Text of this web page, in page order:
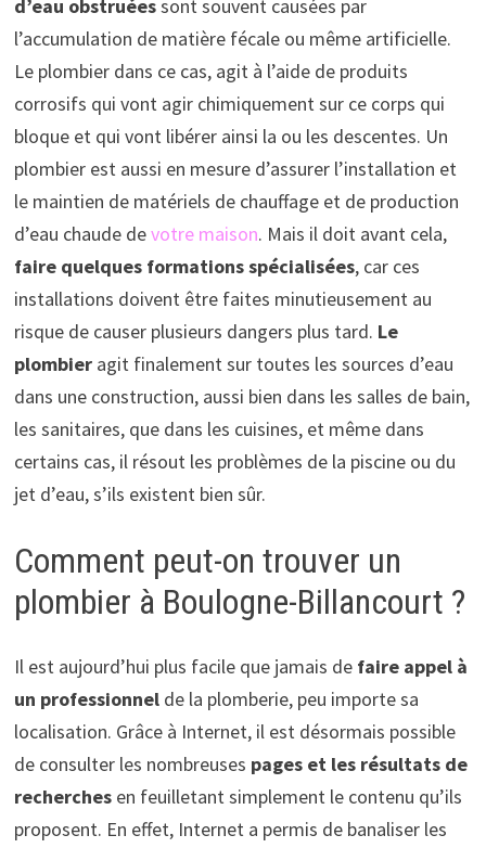
d’eau obstruéessont souvent causées par
l’accumulation de matière fécale ou même artificielle.
Le plombier dans ce cas, agit à l’aide de produits
corrosifs qui vont agir chimiquement sur ce corps qui
bloque et qui vont libérer ainsi la ou les descentes. Un
plombier est aussi en mesure d’assurer l’installation et
le maintien de matériels de chauffage et de production
d’eau chaude devotre maison. Mais il doit avant cela,
faire quelques formations spécialisées, car ces
installations doivent être faites minutieusement au
risque de causer plusieurs dangers plus tard. Le
plombieragit finalement sur toutes les sources d’eau
dans une construction, aussi bien dans les salles de bain,
les sanitaires, que dans les cuisines, et même dans
certains cas, il résout les problèmes de la piscine ou du
jet d’eau, s’ils existent bien sûr.
Comment peut-on trouver un
plombier à Boulogne-Billancourt ?
Il est aujourd’hui plus facile que jamais de faire appel à
un professionnelde la plomberie, peu importe sa
localisation. Grâce à Internet, il est désormais possible
de consulter les nombreuses pages et les résultats de
recherchesen feuilletant simplement le contenu qu’ils
proposent. En effet, Internet a permis de banaliser les